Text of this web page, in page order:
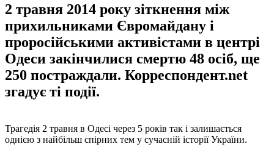
2 травня 2014 року зіткнення між
прихильниками Євромайдану і
проросійськими активістами в центрі
Одеси закінчилися смертю 48 осіб, ще
250 постраждали. Корреспондент.net
згадує ті події.
Трагедія 2 травня в Одесі через 5 років так і залишається
однією з найбільш спірних тем у сучасній історії України.